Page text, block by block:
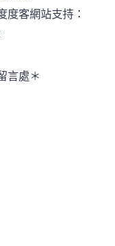
度客網站支持：
言處＊